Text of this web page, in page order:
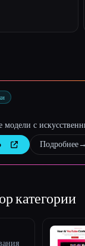
модели с
Подробнее→
категории